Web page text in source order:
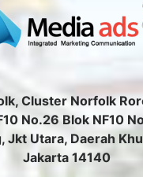
Cluster Norfolk
No.26 Blok NF10
Jkt Utara, Daerah
Jakarta 14140